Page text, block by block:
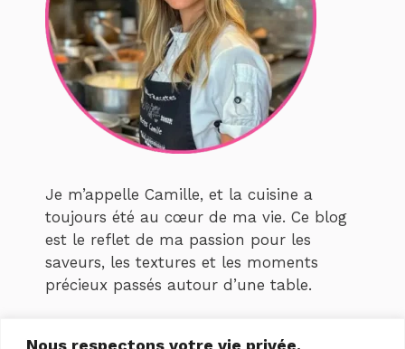
Nous respectons votre vie privée.
Je m’appelle Camille, et la cuisine a
toujours été au cœur de ma vie. Ce blog
est le reflet de ma passion pour les
saveurs, les textures et les moments
précieux passés autour d’une table.